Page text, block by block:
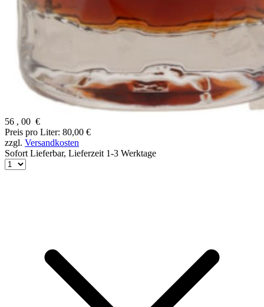
56 , 00 €
Preis pro Liter: 80,00 €
zzgl. Versandkosten
Sofort Lieferbar, Lieferzeit 1-3 Werktage